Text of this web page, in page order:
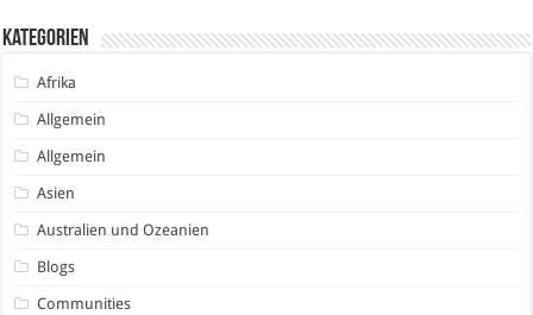
Kategorien
Afrika
Allgemein
Allgemein
Asien
Australien und Ozeanien
Blogs
Communities